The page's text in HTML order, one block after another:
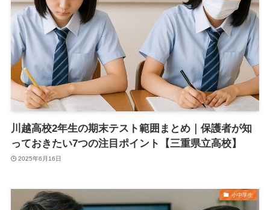
川越高校2年生の期末テスト範囲まとめ｜保護者が知
っておきたい7つの注目ポイント【三重県立高校】
2025年6月16日
小中学生